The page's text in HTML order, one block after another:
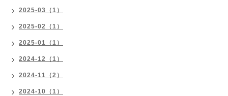
2025-03（1）
2025-02（1）
2025-01（1）
2024-12（1）
2024-11（2）
2024-10（1）